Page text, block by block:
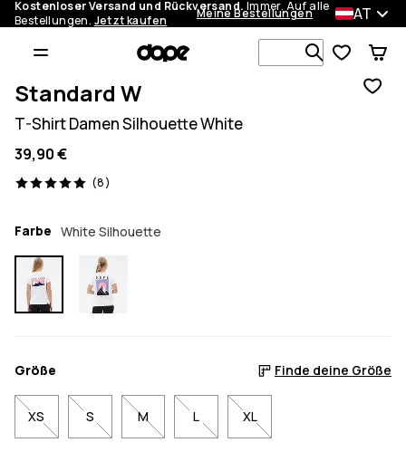
Kostenloser Versand und Rückversand. Immer. Auf alle
Bestellungen. Jetzt kaufen Meine Bestellungen AT
Standard W
T-Shirt Damen Silhouette White
39,90 €
(8)
8 Reviews, 5/5
Farbe White Silhouette
Größe Finde deine Größe
XS S M L XL